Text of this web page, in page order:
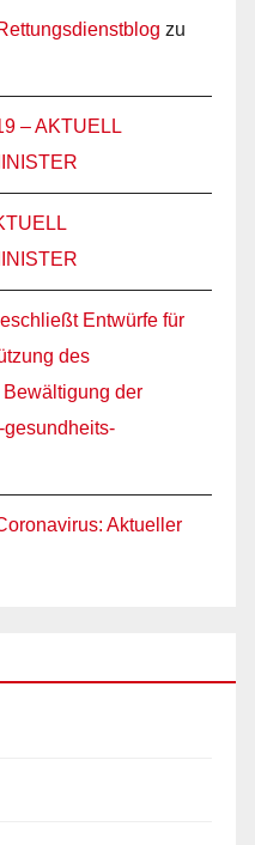
zu
– AKTUELL
Entwürfe für
des
der
Aktueller